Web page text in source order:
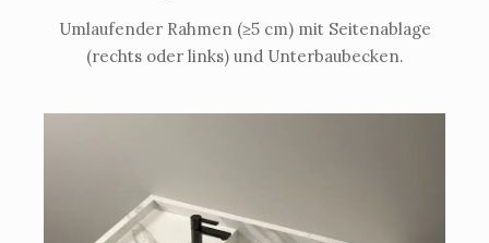
Umlaufender Rahmen (≥5 cm) mit Seitenablage
(rechts oder links) und Unterbaubecken.